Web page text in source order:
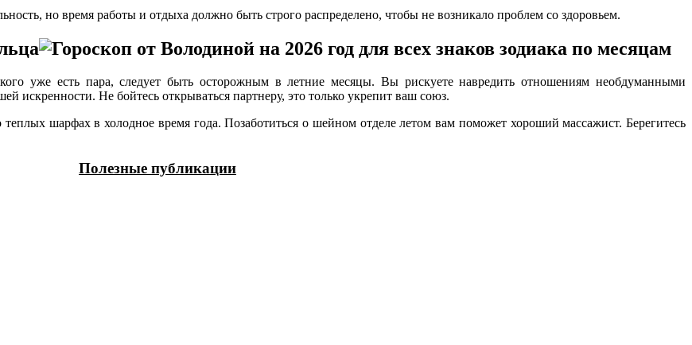
но время работы и отдыха должно быть строго распределено, чтобы не возникало проблем со здоровьем.
уже есть пара, следует быть осторожным в летние месяцы. Вы рискуете навредить отношениям необдуманными
искренности. Не бойтесь открываться партнеру, это только укрепит ваш союз.
шарфах в холодное время года. Позаботиться о шейном отделе летом вам поможет хороший массажист. Берегитесь
Полезные публикации